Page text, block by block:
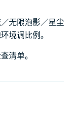
无限泡影／星尘
境调比例。
清单。